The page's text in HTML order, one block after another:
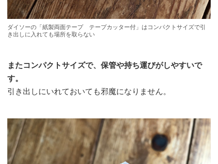
ダイソーの「紙製両面テープ テープカッター付」はコンパクトサイズで引
き出しに入れても場所を取らない
またコンパクトサイズで、保管や持ち運びがしやすいで
す。
引き出しにいれておいても邪魔になりません。